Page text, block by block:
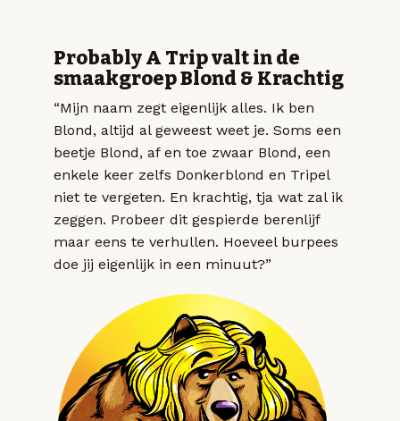
Probably A Trip valt in de
smaakgroep Blond & Krachtig
“Mijn naam zegt eigenlijk alles. Ik ben
Blond, altijd al geweest weet je. Soms een
beetje Blond, af en toe zwaar Blond, een
enkele keer zelfs Donkerblond en Tripel
niet te vergeten. En krachtig, tja wat zal ik
zeggen. Probeer dit gespierde berenlijf
maar eens te verhullen. Hoeveel burpees
doe jij eigenlijk in een minuut?”